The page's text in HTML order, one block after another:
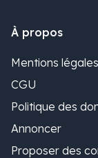
À propos
Mentions légales
CGU
Politique des
Annoncer
Proposer des